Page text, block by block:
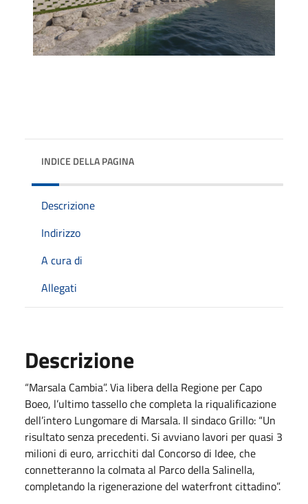
INDICE DELLA PAGINA
Descrizione
Indirizzo
A cura di
Allegati
Descrizione
“Marsala Cambia”. Via libera della Regione per Capo
Boeo, l’ultimo tassello che completa la riqualificazione
dell’intero Lungomare di Marsala. Il sindaco Grillo: “Un
risultato senza precedenti. Si avviano lavori per quasi 3
milioni di euro, arricchiti dal Concorso di Idee, che
connetteranno la colmata al Parco della Salinella,
completando la rigenerazione del waterfront cittadino”.